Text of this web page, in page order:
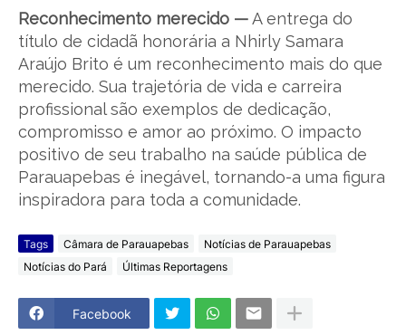
Reconhecimento merecido —A entrega do
título de cidadã honorária a Nhirly Samara
Araújo Brito é um reconhecimento mais do que
merecido. Sua trajetória de vida e carreira
profissional são exemplos de dedicação,
compromisso e amor ao próximo. O impacto
positivo de seu trabalho na saúde pública de
Parauapebas é inegável, tornando-a uma figura
inspiradora para toda a comunidade.
Tags Câmara de Parauapebas
Notícias de Parauapebas
Notícias do Pará
Últimas Reportagens
Facebook